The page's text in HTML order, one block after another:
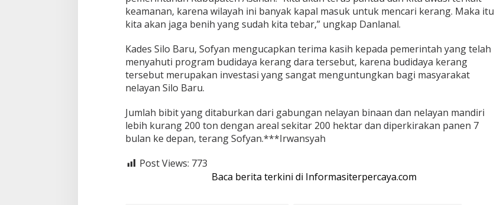
keamanan, karena wilayah ini banyak kapal masuk untuk mencari kerang. Maka itu
kita akan jaga benih yang sudah kita tebar,” ungkap Danlanal.
Kades Silo Baru, Sofyan mengucapkan terima kasih kepada pemerintah yang telah
menyahuti program budidaya kerang dara tersebut, karena budidaya kerang
tersebut merupakan investasi yang sangat menguntungkan bagi masyarakat
nelayan Silo Baru.
Jumlah bibit yang ditaburkan dari gabungan nelayan binaan dan nelayan mandiri
lebih kurang 200 ton dengan areal sekitar 200 hektar dan diperkirakan panen 7
bulan ke depan, terang Sofyan.***Irwansyah
Post Views: 773
Baca berita terkini di Informasiterpercaya.com